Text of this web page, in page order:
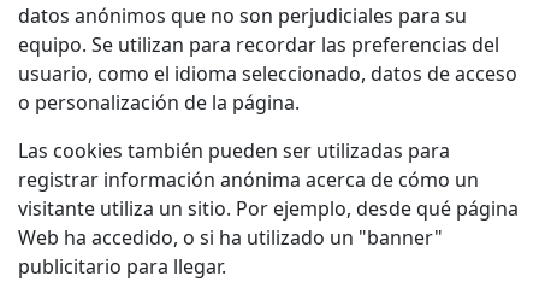
datos anónimos que no son perjudiciales para su
equipo. Se utilizan para recordar las preferencias del
usuario, como el idioma seleccionado, datos de acceso
o personalización de la página.
Las cookies también pueden ser utilizadas para
registrar información anónima acerca de cómo un
visitante utiliza un sitio. Por ejemplo, desde qué página
Web ha accedido, o si ha utilizado un "banner"
publicitario para llegar.